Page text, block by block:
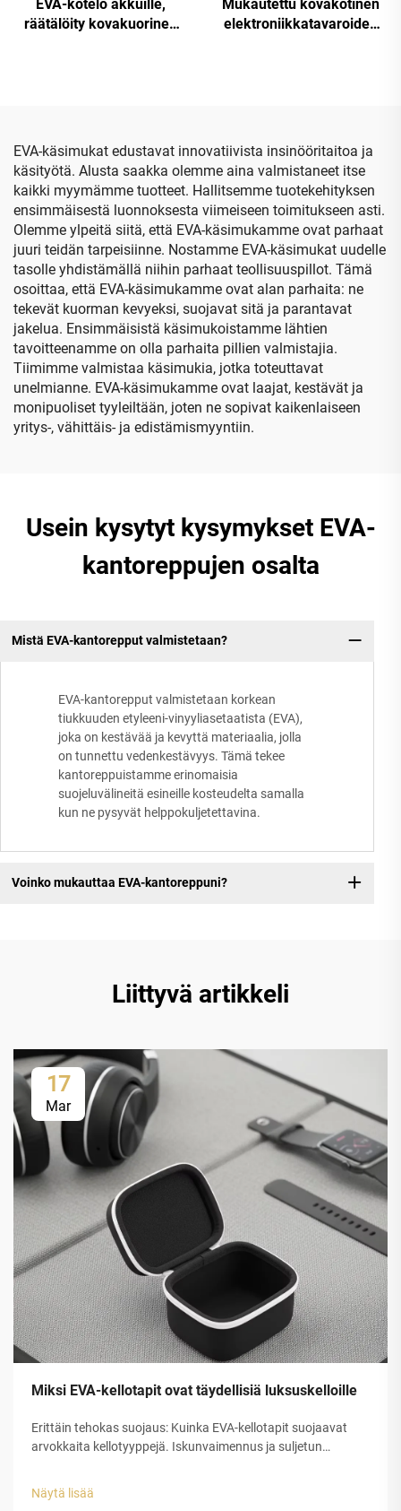
EVA-kotelo akkuille,
räätälöity kovakuorinen
pankkiakun ja
työkalukotelo
Mukautettu kovakotinen
elektroniikkatavaroiden
EVA-käsimukat edustavat innovatiivista insinööritaitoa ja
käsityötä. Alusta saakka olemme aina valmistaneet itse
kaikki myymämme tuotteet. Hallitsemme tuotekehityksen
ensimmäisestä luonnoksesta viimeiseen toimitukseen asti.
Olemme ylpeitä siitä, että EVA-käsimukamme ovat parhaat
juuri teidän tarpeisiinne. Nostamme EVA-käsimukat uudelle
tasolle yhdistämällä niihin parhaat teollisuuspillot. Tämä
osoittaa, että EVA-käsimukamme ovat alan parhaita: ne
tekevät kuorman kevyeksi, suojavat sitä ja parantavat
jakelua. Ensimmäisistä käsimukoistamme lähtien
tavoitteenamme on olla parhaita pillien valmistajia.
Tiimimme valmistaa käsimukia, jotka toteuttavat
unelmianne. EVA-käsimukamme ovat laajat, kestävät ja
monipuoliset tyyleiltään, joten ne sopivat kaikenlaiseen
yritys-, vähittäis- ja edistämismyyntiin.
Usein kysytyt kysymykset EVA-
kantoreppujen osalta
Mistä EVA-kantorepput valmistetaan?
EVA-kantorepput valmistetaan korkean
tiukkuuden etyleeni-vinyyliasetaatista (EVA),
joka on kestävää ja kevyttä materiaalia, jolla
on tunnettu vedenkestävyys. Tämä tekee
kantoreppuistamme erinomaisia
suojeluvälineitä esineille kosteudelta samalla
kun ne pysyvät helppokuljetettavina.
Voinko mukauttaa EVA-kantoreppuni?
Liittyvä artikkeli
17
Mar
Miksi EVA-kellotapit ovat täydellisiä luksuskelloille
Erittäin tehokas suojaus: Kuinka EVA-kellotapit suojaavat
arvokkaita kellotyyppejä. Iskunvaimennus ja suljetun
erinomainen suojauskyky luksuskellojen tappeihin...
Näytä lisää